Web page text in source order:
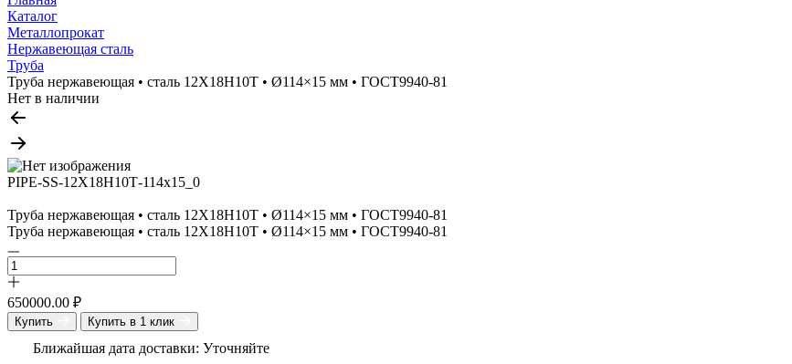
Каталог
Металлопрокат
Нержавеющая сталь
Труба
Труба нержавеющая • сталь 12Х18Н10Т • Ø114×15 мм • ГОСТ9940-81
Нет в наличии
PIPE-SS-12Х18Н10Т-114x15_0
Труба нержавеющая • сталь 12Х18Н10Т • Ø114×15 мм • ГОСТ9940-81
Труба нержавеющая • сталь 12Х18Н10Т • Ø114×15 мм • ГОСТ9940-81
650000.00 ₽
Купить Купить в 1 клик
Ближайшая дата доставки: Уточняйте